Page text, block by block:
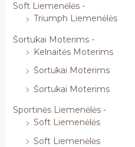
Soft Liemenėlės -
Triumph Liemenėlės
Šortukai Moterims -
Kelnaitės Moterims
Šortukai Moterims
Šortukai Moterims
Sportinės Liemenėlės -
Soft Liemenėlės
Soft Liemenėlės